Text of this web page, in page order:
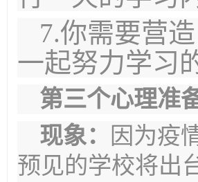
7.你需要营
一起努力学习
第三个心理准
现象：
因为疫
预见的学校将出